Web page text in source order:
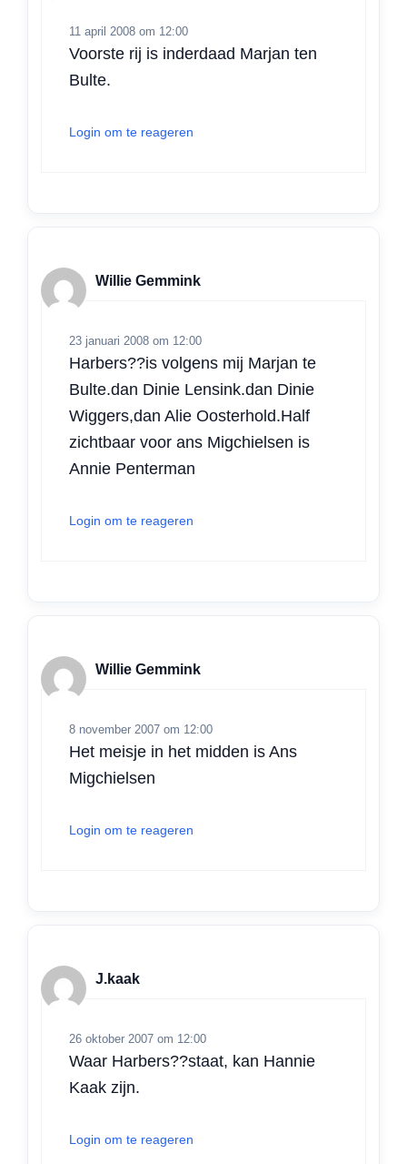
11 april 2008 om 12:00
Voorste rij is inderdaad Marjan ten
Bulte.
Login om te reageren
Willie Gemmink
23 januari 2008 om 12:00
Harbers??is volgens mij Marjan te
Bulte.dan Dinie Lensink.dan Dinie
Wiggers,dan Alie Oosterhold.Half
zichtbaar voor ans Migchielsen is
Annie Penterman
Login om te reageren
Willie Gemmink
8 november 2007 om 12:00
Het meisje in het midden is Ans
Migchielsen
Login om te reageren
J.kaak
26 oktober 2007 om 12:00
Waar Harbers??staat, kan Hannie
Kaak zijn.
Login om te reageren